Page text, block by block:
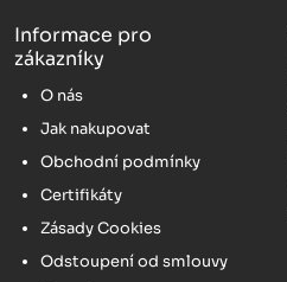
Informace pro
zákazníky
O nás
Jak nakupovat
Obchodní podmínky
Certifikáty
Zásady Cookies
Odstoupení od smlouvy